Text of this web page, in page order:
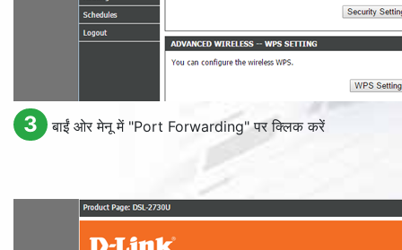
3 बाईं ओर मेनू में "Port Forwarding" पर क्लिक करें